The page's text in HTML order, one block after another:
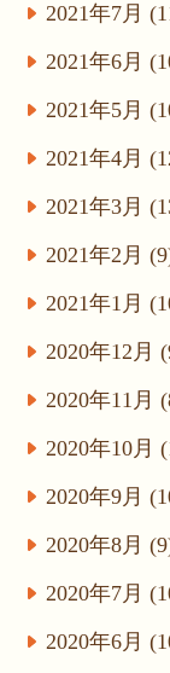
2021年7月
2021年6月
2021年5月
2021年4月
2021年3月
2021年2月
2021年1月
2020年12月
2020年11月
2020年10月
2020年9月
2020年8月
2020年7月
2020年6月